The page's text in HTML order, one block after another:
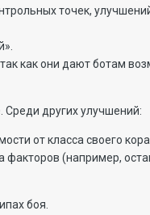
точек,
как они дают ботам
других улучшений:
от класса своего
(например,
боя.